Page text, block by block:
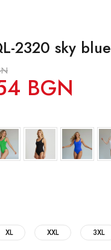
2320 sky blue
BGN
XL XXL 3XL